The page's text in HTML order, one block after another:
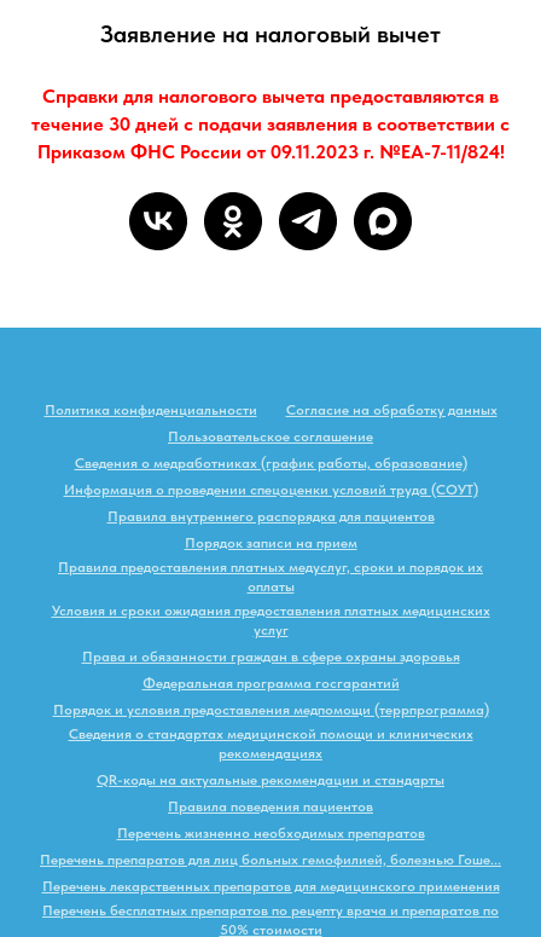
Заявление на налоговый вычет
Справки для налогового вычета предоставляются в
течение 30 дней с подачи заявления в соответствии с
Приказом ФНС России от 09.11.2023 г. №ЕА-7-11/824!
Политика конфиденциальности
Согласие на обработку данных
Пользовательское соглашение
Сведения о медработниках (график работы, образование)
Информация о проведении спецоценки условий труда (СОУТ)
Правила внутреннего распорядка для пациентов
Порядок записи на прием
Правила предоставления платных медуслуг, сроки и порядок их
оплаты
Условия и сроки ожидания предоставления платных медицинских
услуг
Права и обязанности граждан в сфере охраны здоровья
Федеральная программа госгарантий
Порядок и условия предоставления медпомощи (террпрограмма)
Сведения о стандартах медицинской помощи и клинических
рекомендациях
QR-коды на актуальные рекомендации и стандарты
Правила поведения пациентов
Перечень жизненно необходимых препаратов
Перечень препаратов для лиц больных гемофилией, болезнью Гоше...
Перечень лекарственных препаратов для медицинского применения
Перечень бесплатных препаратов по рецепту врача и препаратов по
50% стоимости